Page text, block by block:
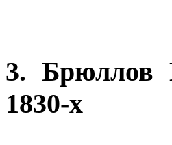
3. Брюллов
1830-х